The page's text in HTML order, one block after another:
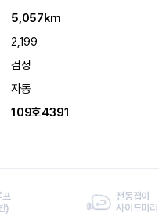
5,057km
2,199
검정
자동
109호4391
프
)
전동접이
사이드미러